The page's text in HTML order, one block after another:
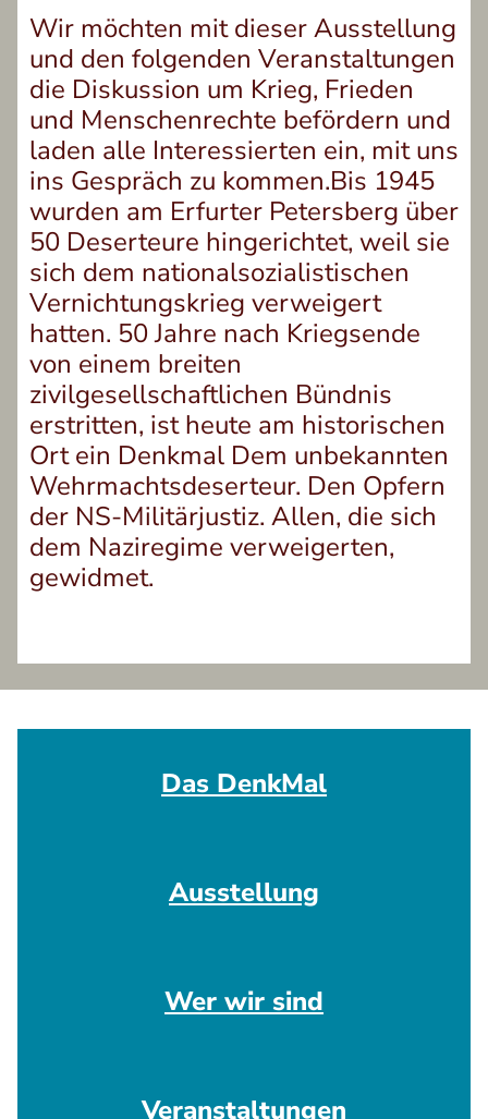
Wir möchten mit dieser Ausstellung
und den folgenden Veranstaltungen
die Diskussion um Krieg, Frieden
und Menschenrechte befördern und
laden alle Interessierten ein, mit uns
ins Gespräch zu kommen.Bis 1945
wurden am Erfurter Petersberg über
50 Deserteure hingerichtet, weil sie
sich dem nationalsozialistischen
Vernichtungskrieg verweigert
hatten. 50 Jahre nach Kriegsende
von einem breiten
zivilgesellschaftlichen Bündnis
erstritten, ist heute am historischen
Ort ein Denkmal Dem unbekannten
Wehrmachtsdeserteur. Den Opfern
der NS-Militärjustiz. Allen, die sich
dem Naziregime verweigerten,
gewidmet.
Das DenkMal
Ausstellung
Wer wir sind
Veranstaltungen